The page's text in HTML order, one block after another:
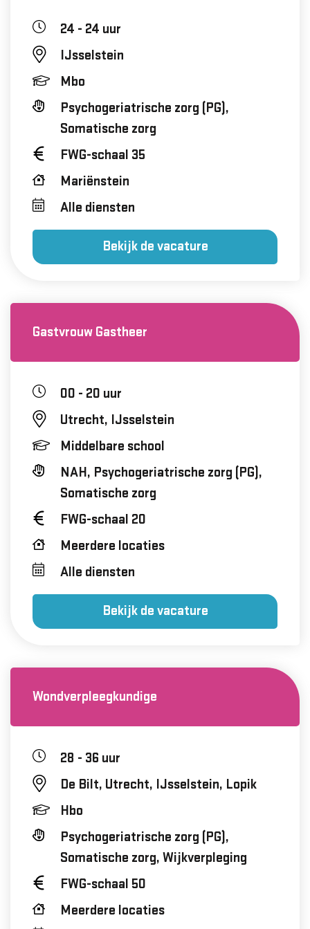
24 - 24 uur
IJsselstein
Mbo
Psychogeriatrische zorg (PG),
Somatische zorg
FWG-schaal 35
Mariënstein
Alle diensten
Bekijk de vacature
Gastvrouw Gastheer
00 - 20 uur
Utrecht, IJsselstein
Middelbare school
NAH, Psychogeriatrische zorg (PG),
Somatische zorg
FWG-schaal 20
Meerdere locaties
Alle diensten
Bekijk de vacature
Wondverpleegkundige
28 - 36 uur
De Bilt, Utrecht, IJsselstein, Lopik
Hbo
Psychogeriatrische zorg (PG),
Somatische zorg, Wijkverpleging
FWG-schaal 50
Meerdere locaties